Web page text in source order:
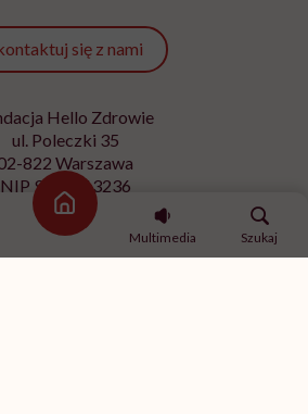
Strona główna
Multimedia
Szukaj
się z nami
Hello Zdrowie
ul. Poleczki 35
822 Warszawa
NIP 9512613236
Kontakt z redakcją